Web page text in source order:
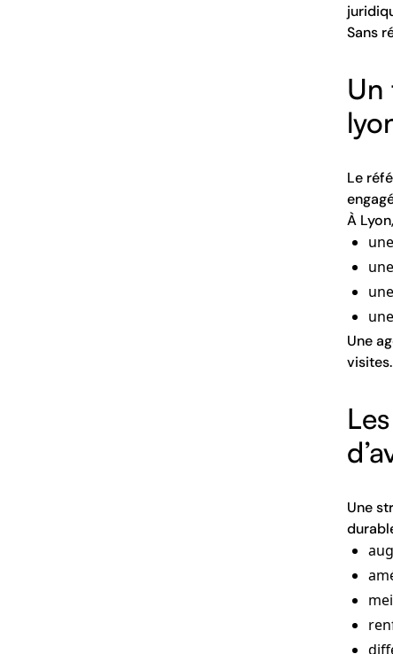
Sans
Un
Le
À
Une
visites.
Une